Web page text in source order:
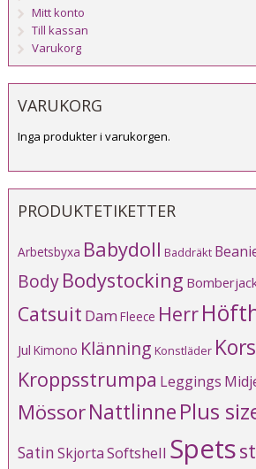
Mitt konto
Till kassan
Varukorg
VARUKORG
Inga produkter i varukorgen.
PRODUKTETIKETTER
Arbetsbyxa Babydoll Baddräkt
BodyBodystocking
Catsuit Dam Fleece Herr
Jul Kimono Klänning Konstläder
Kroppsstrumpa Leggings
MössorNattlinnePlus
SatinSkjortaSoftshell Spets